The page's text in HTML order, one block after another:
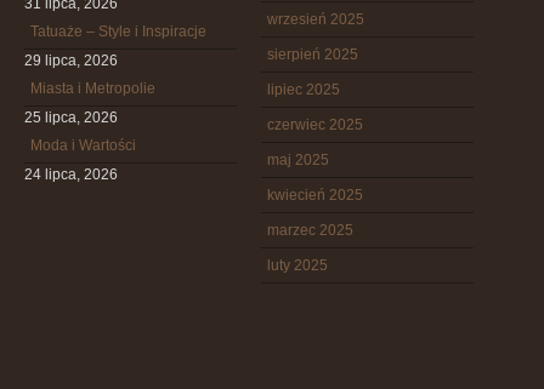
31 lipca, 2026
Tatuaże – Style i Inspiracje
29 lipca, 2026
Miasta i Metropolie
25 lipca, 2026
Moda i Wartości
24 lipca, 2026
wrzesień 2025
sierpień 2025
lipiec 2025
czerwiec 2025
maj 2025
kwiecień 2025
marzec 2025
luty 2025